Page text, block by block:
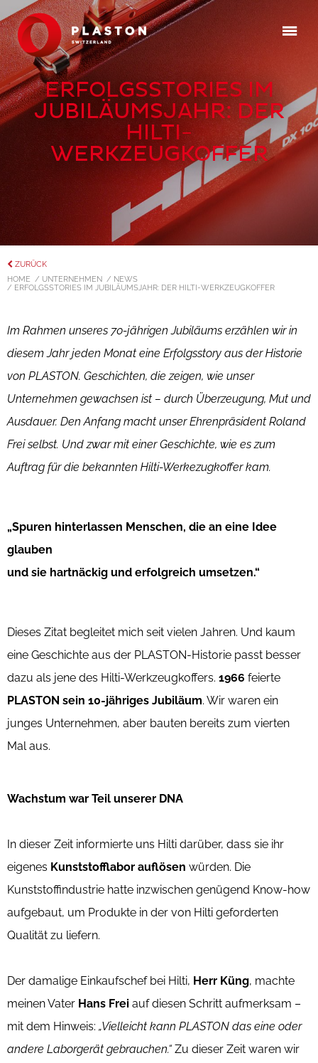
ERFOLGSSTORIES IM
JUBILÄUMSJAHR: DER
HILTI-
WERKZEUGKOFFER
ZURÜCK
HOME / UNTERNEHMEN / NEWS
/ ERFOLGSSTORIES IM JUBILÄUMSJAHR: DER HILTI-WERKZEUGKOFFER
Im Rahmen unseres 70-jährigen Jubiläums erzählen wir in
diesem Jahr jeden Monat eine Erfolgsstory aus der Historie
von PLASTON. Geschichten, die zeigen, wie unser
Unternehmen gewachsen ist – durch Überzeugung, Mut und
Ausdauer. Den Anfang macht unser Ehrenpräsident Roland
Frei selbst. Und zwar mit einer Geschichte, wie es zum
Auftrag für die bekannten Hilti-Werkezugkoffer kam.
„Spuren hinterlassen Menschen, die an eine Idee
glauben
und sie hartnäckig und erfolgreich umsetzen.“
Dieses Zitat begleitet mich seit vielen Jahren. Und kaum
eine Geschichte aus der PLASTON-Historie passt besser
dazu als jene des Hilti-Werkzeugkoffers. 1966 feierte
PLASTON sein 10-jähriges Jubiläum. Wir waren ein
junges Unternehmen, aber bauten bereits zum vierten
Mal aus.
Wachstum war Teil unserer DNA
In dieser Zeit informierte uns Hilti darüber, dass sie ihr
eigenes Kunststofflabor auflösen würden. Die
Kunststoffindustrie hatte inzwischen genügend Know-how
aufgebaut, um Produkte in der von Hilti geforderten
Qualität zu liefern.
Der damalige Einkaufschef bei Hilti, Herr Küng, machte
meinen Vater Hans Frei auf diesen Schritt aufmerksam –
mit dem Hinweis: „Vielleicht kann PLASTON das eine oder
andere Laborgerät gebrauchen.“ Zu dieser Zeit waren wir